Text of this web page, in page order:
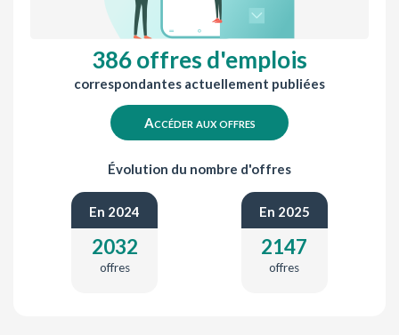
386 offres d'emplois
correspondantes actuellement publiées
Accéder aux offres
Évolution du nombre d'offres
En 2024
2032
offres
En 2025
2147
offres